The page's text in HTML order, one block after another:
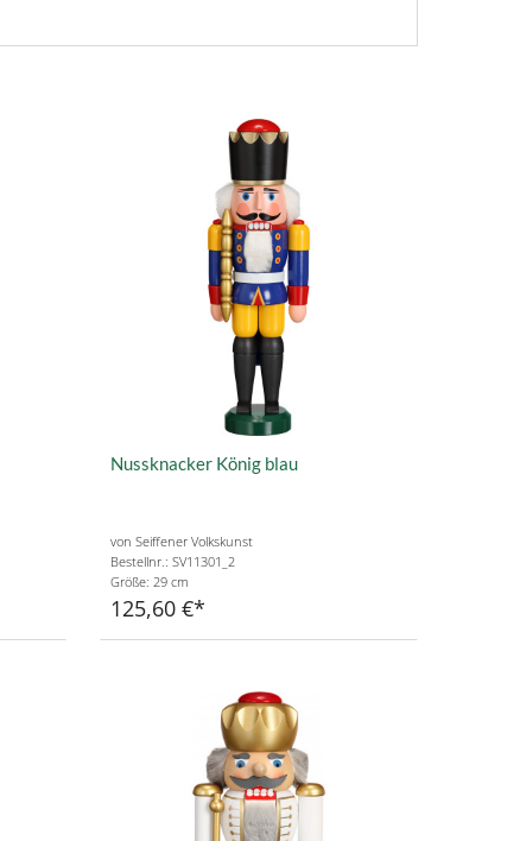
Nussknacker König blau
von Seiffener Volkskunst
Bestellnr.: SV11301_2
Größe: 29 cm
125,60 €